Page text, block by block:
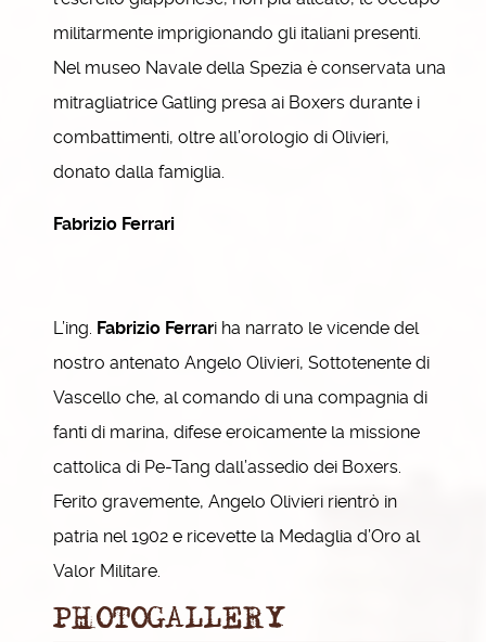
militarmente imprigionando gli italiani presenti.
Nel museo Navale della Spezia è conservata una
mitragliatrice Gatling presa ai Boxers durante i
combattimenti, oltre all’orologio di Olivieri,
donato dalla famiglia.
Fabrizio Ferrari
L’ing. Fabrizio Ferrari ha narrato le vicende del
nostro antenato Angelo Olivieri, Sottotenente di
Vascello che, al comando di una compagnia di
fanti di marina, difese eroicamente la missione
cattolica di Pe-Tang dall’assedio dei Boxers.
Ferito gravemente, Angelo Olivieri rientrò in
patria nel 1902 e ricevette la Medaglia d’Oro al
Valor Militare.
PHOTOGALLERY